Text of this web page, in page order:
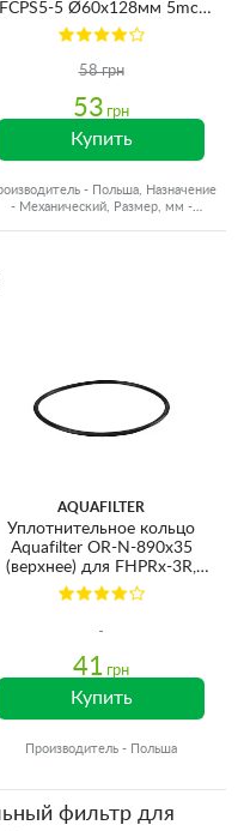
FCPS5-5 Ø60x128мм 5mcr
45°C (очистка от
механических примесей)
58 грн
53 грн
Купить
- Польша, Назначение
- Механический, Размер, мм -
AQUAFILTER
Уплотнительное кольцо
Aquafilter OR-N-890х35
(верхнее) для FHPRx-3R,
FHPRx-3VR
41 грн
Купить
Производитель - Польша
фильтр для